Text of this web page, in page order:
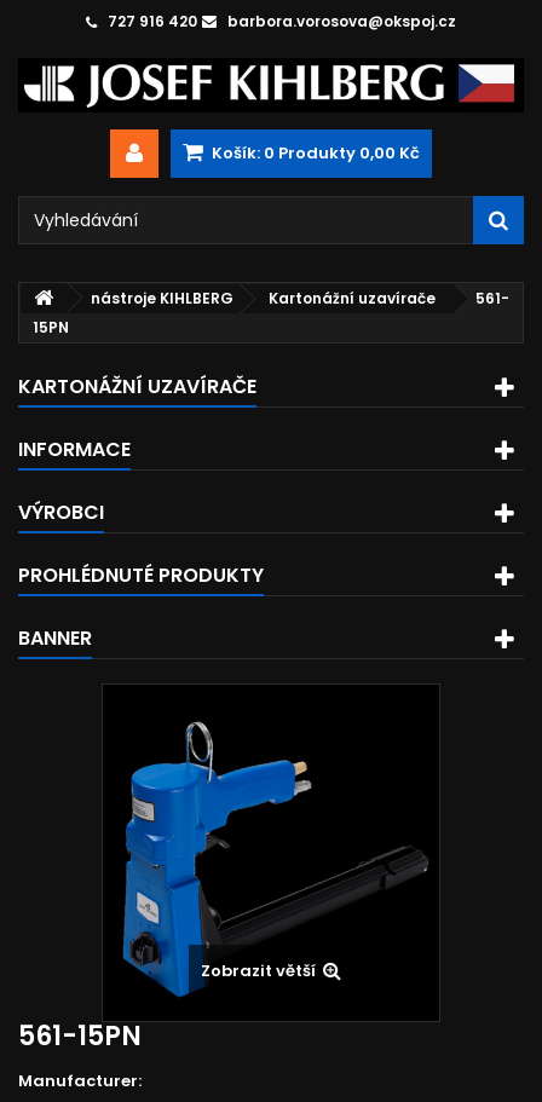
727 916 420 barbora.vorosova@okspoj.cz
Košík: 0 Produkty 0,00 Kč
nástroje KIHLBERG Kartonážní uzavírače
561-
15PN
KARTONÁŽNÍ UZAVÍRAČE
INFORMACE
VÝROBCI
PROHLÉDNUTÉ PRODUKTY
BANNER
Zobrazit větší
561-15PN
Manufacturer: